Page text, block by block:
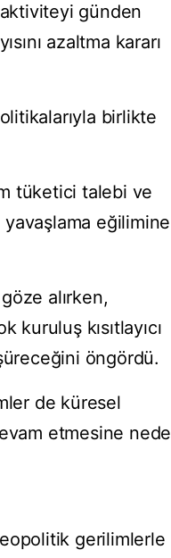
günden
azaltma kararı
birlikte
tüketici talebi ve
eğilimine
alırken,
kuruluş kısıtlayıcı
öngördü.
de küresel
etmesine
gerilimlerle